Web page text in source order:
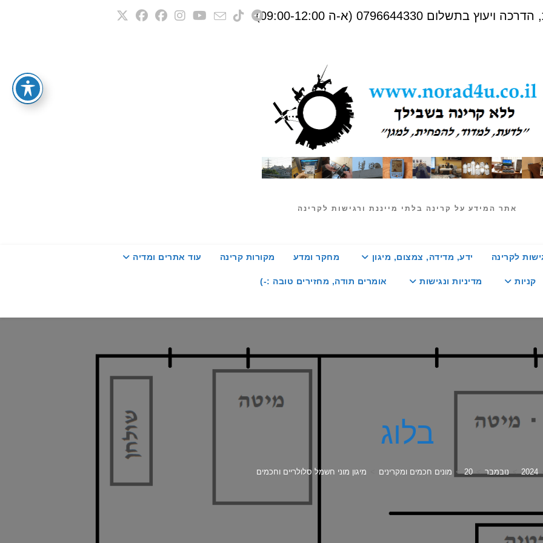
0796644330 (א-ה 09:00-12:00)
אתר המידע על קרינה בלתי מייננת ורגישות לקרינה
לקרינה ידע, מדידה, צמצום, מיגון מחקר ומדע מקורות קרינה עוד אתרים ומדיה
קניות מדיניות ונגישות אומרים תודה, מחזירים טובה :-)
בלוג
2024
> נובמבר >
20
> מונים חכמים ומקרינים מיגון מוני חשמל סלולריים וחכמים